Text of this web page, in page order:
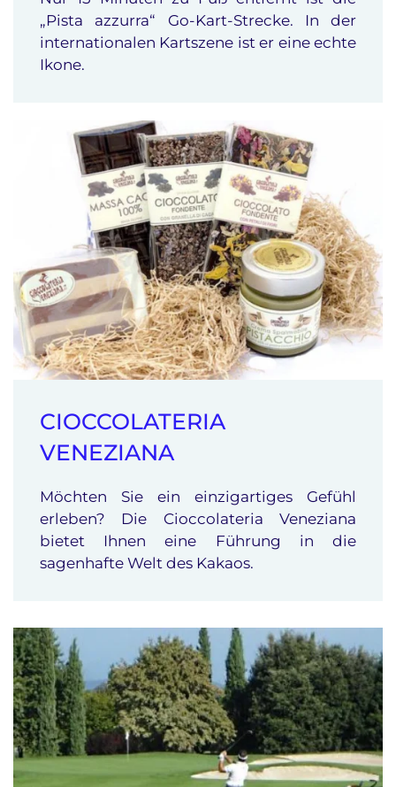
„Pista azzurra“ Go-Kart-Strecke. In der
internationalen Kartszene ist er eine echte
Ikone.
CIOCCOLATERIA
VENEZIANA
Möchten Sie ein einzigartiges Gefühl
erleben? Die Cioccolateria Veneziana
bietet Ihnen eine Führung in die
sagenhafte Welt des Kakaos.